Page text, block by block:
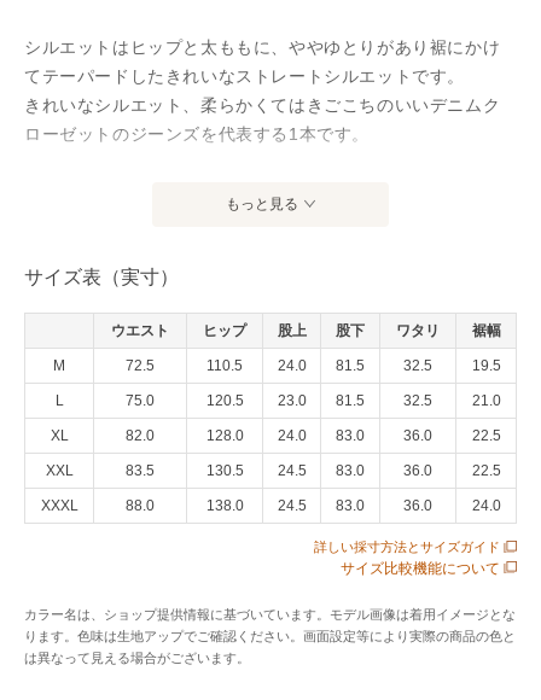
シルエットはヒップと太ももに、ややゆとりがあり裾にかけ
てテーパードしたきれいなストレートシルエットです。
きれいなシルエット、柔らかくてはきごこちのいいデニムク
ローゼットのジーンズを代表する1本です。
ハンドバッグ等の洋品雑貨、靴などに色が移ります。白や薄
【お洗濯について】
染料が水に溶け出し、色が他の衣料品などに移りますので、
単独でのお洗濯をおすすめします。濡れた状態で他のお洗濯
物と重ねるなど、一緒にしないようにお願いします。漂白剤
や蛍光増白剤が入った洗剤のご使用はお避けください。
※商品によって、お取り扱いは異なりますので、品質表示に
記載の取扱い絵表示と付記用語を必ずご確認いただきますよ
アイテム情報
配送料
送料無料
もっと見る
サイズ表（実寸）
ウエスト ヒップ 股上 股下 ワタリ 裾幅
M 72.5 110.5 24.0 81.5 32.5 19.5
L 75.0 120.5 23.0 81.5 32.5 21.0
XL 82.0 128.0 24.0 83.0 36.0 22.5
XXL 83.5 130.5 24.5 83.0 36.0 22.5
XXXL 88.0 138.0 24.5 83.0 36.0 24.0
詳しい採寸方法とサイズガイド
サイズ比較機能について
カラー名は、ショップ提供情報に基づいています。モデル画像は着用イメージとな
ります。色味は生地アップでご確認ください。画面設定等により実際の商品の色と
は異なって見える場合がございます。